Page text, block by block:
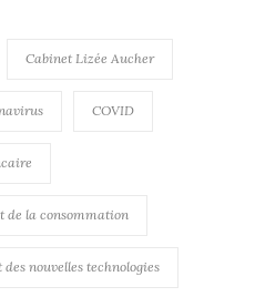
Cabinet Lizée Aucher
COVID
de la consommation
nouvelles technologies